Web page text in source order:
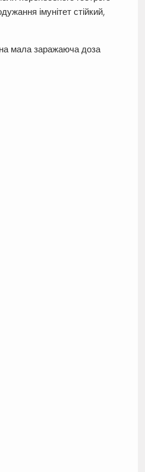
імунітет стійкий,
мала заражаюча доза